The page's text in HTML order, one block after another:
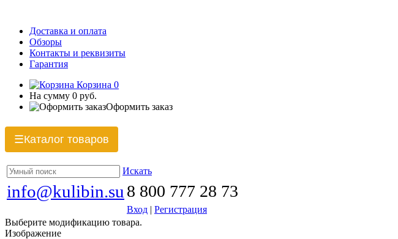
Доставка и оплата
Обзоры
Контакты и реквизиты
Гарантия
Корзина 0
На сумму 0 руб.
Оформить заказ
☰Каталог товаров
Искать
info@kulibin.su 8 800 777 28 73
Вход | Регистрация
Выберите модификацию товара.
Изображение